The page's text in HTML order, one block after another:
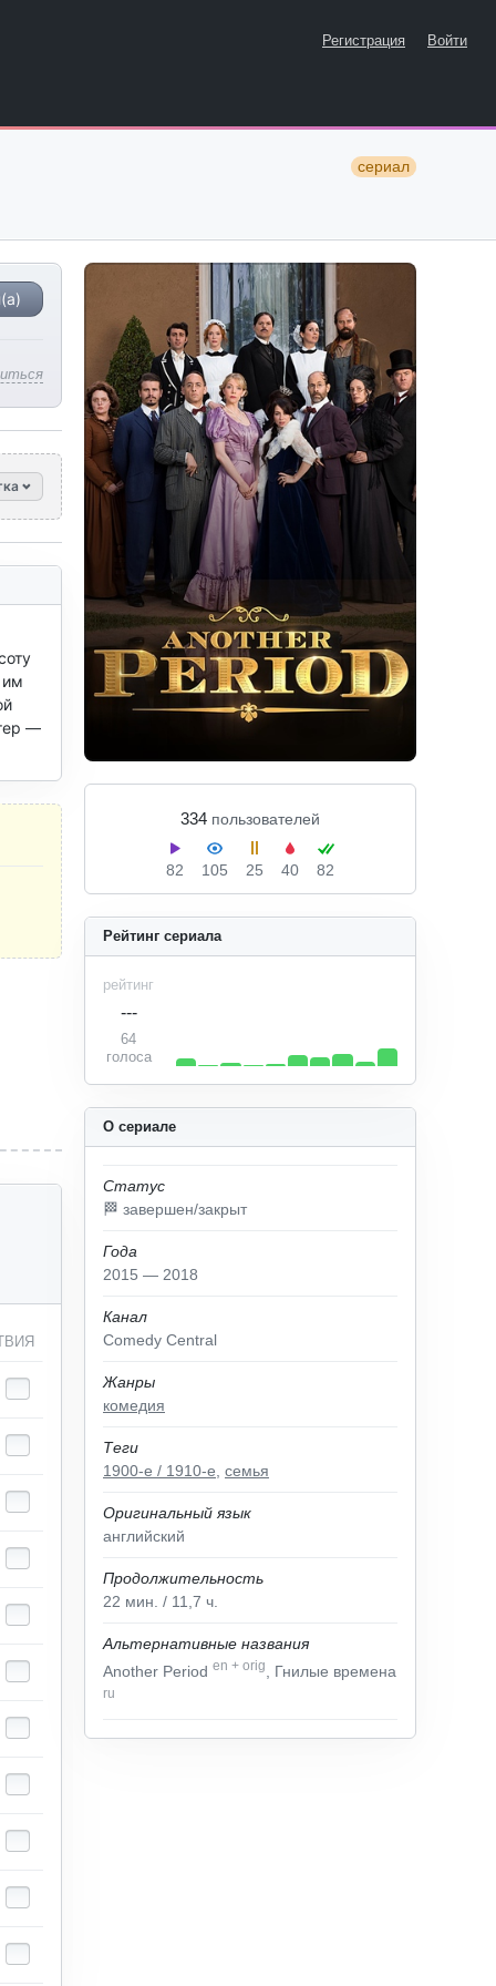
Регистрация Войти
сериал
334 пользователей
82 105 25 40 82
О сериале
Статус
🏁 завершен/закрыт
Года
2015 — 2018
Канал
Comedy Central
Жанры
комедия
Теги
1900-е / 1910-е семья
Оригинальный язык
английский
Продолжительность
22 мин. / 11,7 ч.
Альтернативные названия
Another Period en + orig , Гнилые времена
ru
Рейтинг сериала
рейтинг
---
64
голоса
им
—